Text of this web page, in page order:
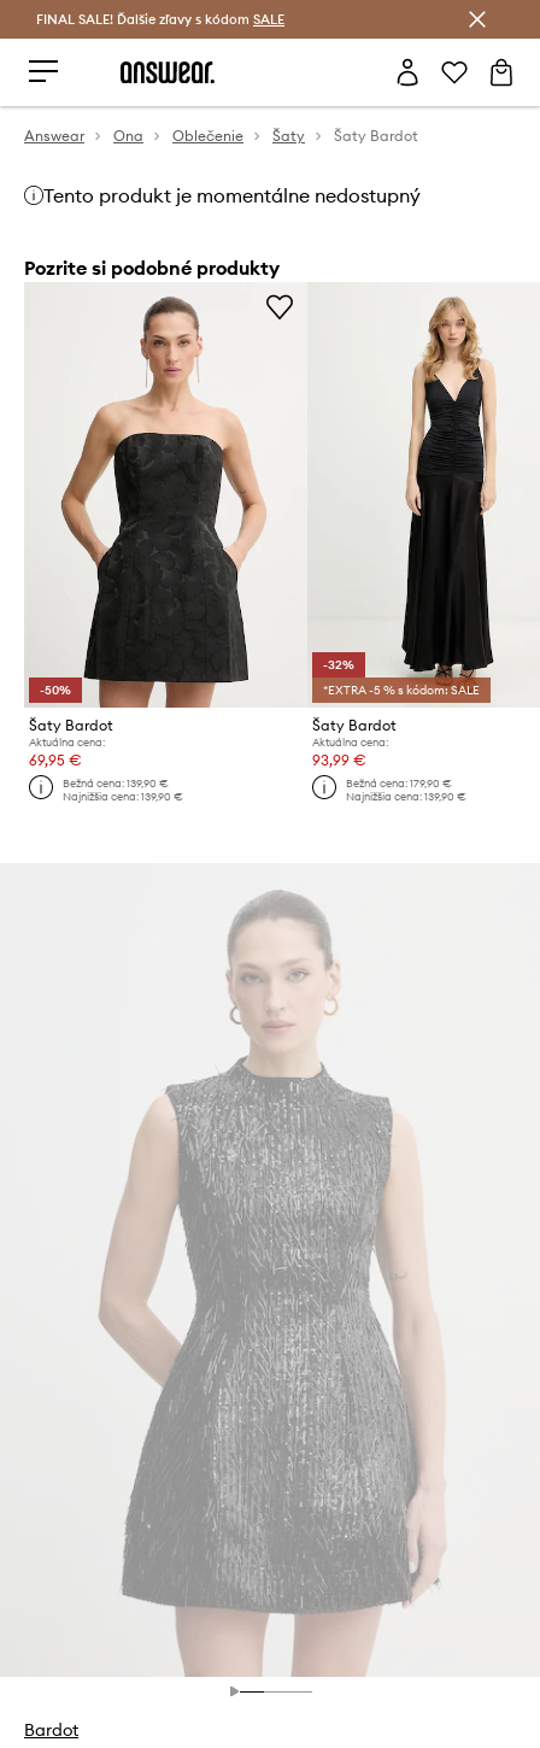
Šetrite s Answear Club >
FINAL SALE! Ďalšie zľavy s kódom SALE
Answear Ona Oblečenie Šaty Šaty Bardot
Tento produkt je momentálne nedostupný
Pozrite si podobné produkty
-50%
Šaty Bardot
Aktuálna cena:
69,95 €
Bežná cena:139,90 €
Najnižšia cena:139,90 €
-32%
*EXTRA -5 % s kódom: SALE
Šaty Bardot
Aktuálna cena:
93,99 €
Bežná cena: 179,90 €
Najnižšia cena: 139,90 €
Bardot